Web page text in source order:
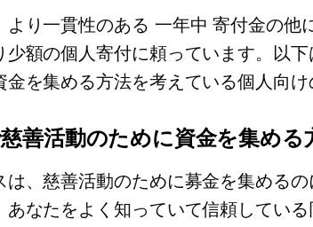
より一貫性のある 一年中 寄付金の他
少額の個人寄付に頼っています。以
金を集める方法を考えている個人向け
善活動のために資金を集める
は、慈善活動のために募金を集める
あなたをよく知っていて信頼している